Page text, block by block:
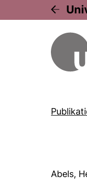
Abels,